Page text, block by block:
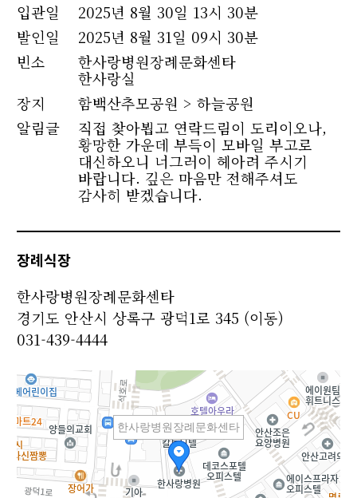
입관일
2025년 8월 30일 13시 30분
발인일
2025년 8월 31일 09시 30분
빈소
한사랑병원장례문화센타
한사랑실
장지
함백산추모공원 > 하늘공원
알림글
직접 찾아뵙고 연락드림이 도리이오나,
황망한 가운데 부득이 모바일 부고로
대신하오니 너그러이 헤아려 주시기
바랍니다. 깊은 마음만 전해주셔도
감사히 받겠습니다.
장례식장
한사랑병원장례문화센타
경기도 안산시 상록구 광덕1로 345 (이동)
031-439-4444
한사랑병원장례문화센타